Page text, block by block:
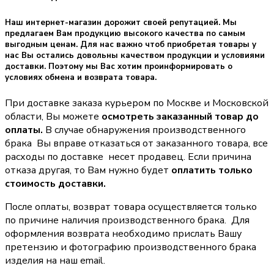
Наш интернет-магазин дорожит своей репутацией. Мы
предлагаем Вам продукцию высокого качества по самым
выгодным ценам. Для нас важно чтоб приобретая товары у
нас Вы остались довольны качеством продукции и условиями
доставки. Поэтому мы Вас хотим проинформировать о
условиях обмена и возврата товара.
При доставке заказа курьером по Москве и Московской
области, Вы можете осмотреть заказанный товар до
оплаты. В случае обнаружения производственного
брака Вы вправе отказаться от заказанного товара, все
расходы по доставке несет продавец. Если причина
отказа другая, то Вам нужно будет оплатить только
стоимость доставки.
После оплаты, возврат товара осуществляется только
по причине наличия производственного брака. Для
оформления возврата необходимо прислать Вашу
претензию и фотографию производственного брака
изделия на наш email.